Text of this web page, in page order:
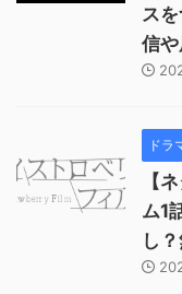
ス
信
ドラ
【
ム1
し